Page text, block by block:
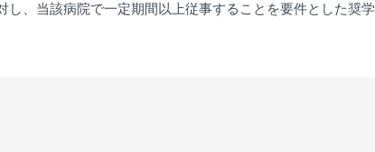
、当該病院で一定期間以上従事することを要件とした奨学